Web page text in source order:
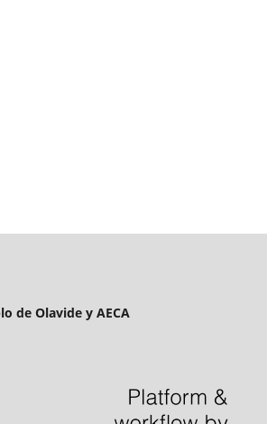
de Olavide y AECA